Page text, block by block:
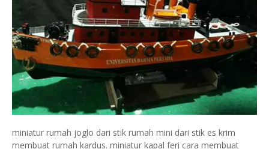
miniatur rumah joglo dari stik rumah mini dari stik es krim
membuat rumah kardus. miniatur kapal feri cara membuat